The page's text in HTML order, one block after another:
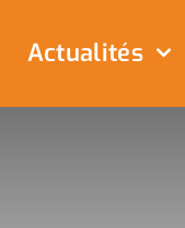
Actualités